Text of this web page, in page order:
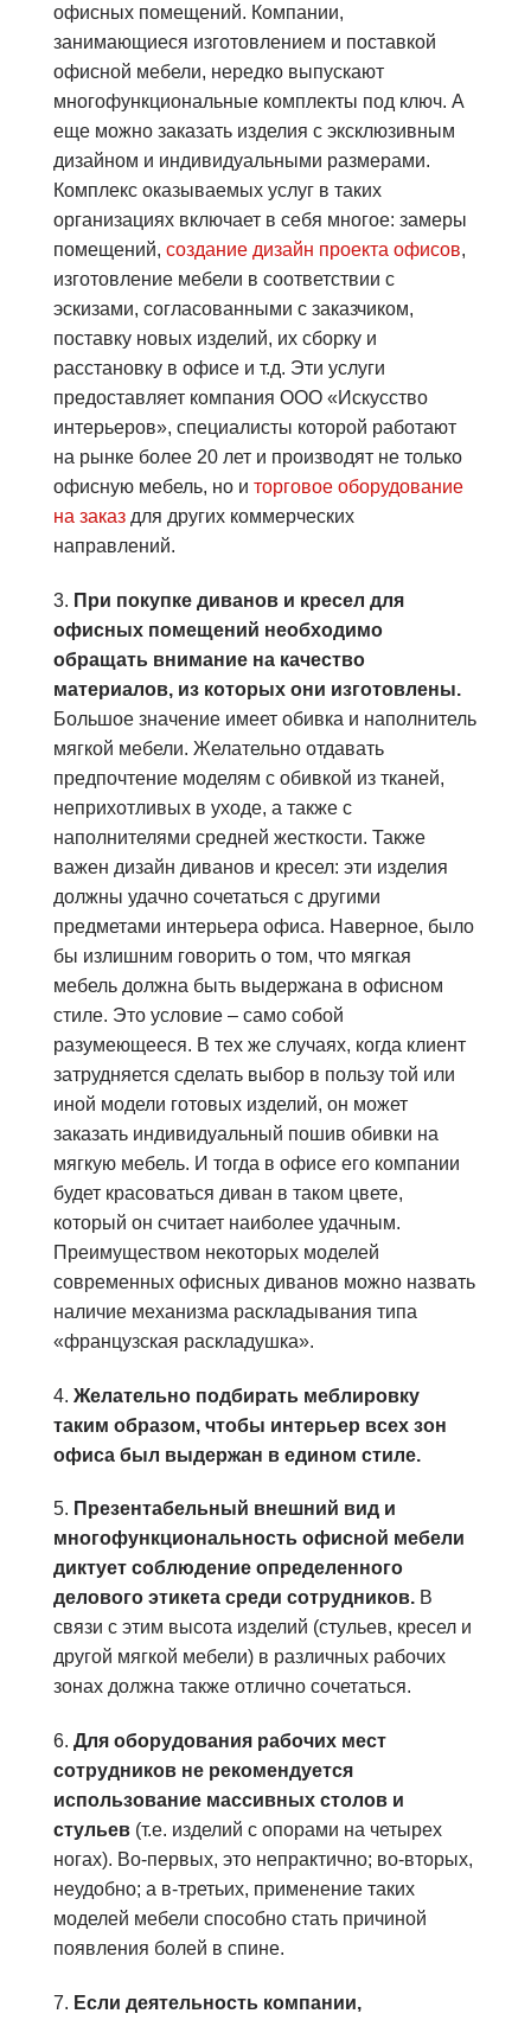
офисных помещений. Компании,
занимающиеся изготовлением и поставкой
офисной мебели, нередко выпускают
многофункциональные комплекты под ключ. А
еще можно заказать изделия с эксклюзивным
дизайном и индивидуальными размерами.
Комплекс оказываемых услуг в таких
организациях включает в себя многое: замеры
помещений, создание дизайн проекта офисов,
изготовление мебели в соответствии с
эскизами, согласованными с заказчиком,
поставку новых изделий, их сборку и
расстановку в офисе и т.д. Эти услуги
предоставляет компания ООО «Искусство
интерьеров», специалисты которой работают
на рынке более 20 лет и производят не только
офисную мебель, но и торговое оборудование
на заказ для других коммерческих
направлений.
3. При покупке диванов и кресел для
офисных помещений необходимо
обращать внимание на качество
материалов, из которых они изготовлены.
Большое значение имеет обивка и наполнитель
мягкой мебели. Желательно отдавать
предпочтение моделям с обивкой из тканей,
неприхотливых в уходе, а также с
наполнителями средней жесткости. Также
важен дизайн диванов и кресел: эти изделия
должны удачно сочетаться с другими
предметами интерьера офиса. Наверное, было
бы излишним говорить о том, что мягкая
мебель должна быть выдержана в офисном
стиле. Это условие – само собой
разумеющееся. В тех же случаях, когда клиент
затрудняется сделать выбор в пользу той или
иной модели готовых изделий, он может
заказать индивидуальный пошив обивки на
мягкую мебель. И тогда в офисе его компании
будет красоваться диван в таком цвете,
который он считает наиболее удачным.
Преимуществом некоторых моделей
современных офисных диванов можно назвать
наличие механизма раскладывания типа
«французская раскладушка».
4. Желательно подбирать меблировку
таким образом, чтобы интерьер всех зон
офиса был выдержан в едином стиле.
5. Презентабельный внешний вид и
многофункциональность офисной мебели
диктует соблюдение определенного
делового этикета среди сотрудников. В
связи с этим высота изделий (стульев, кресел и
другой мягкой мебели) в различных рабочих
зонах должна также отлично сочетаться.
6. Для оборудования рабочих мест
сотрудников не рекомендуется
использование массивных столов и
стульев (т.е. изделий с опорами на четырех
ногах). Во-первых, это непрактично; во-вторых,
неудобно; а в-третьих, применение таких
моделей мебели способно стать причиной
появления болей в спине.
7. Если деятельность компании,